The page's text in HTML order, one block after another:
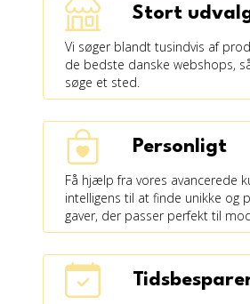
Stort
Vi søger blandt tusindvis af
de bedste danske webshops,
søge et sted.
Personligt
Få hjælp fra vores avancerede
intelligens til at finde unikke og
gaver, der passer perfekt til